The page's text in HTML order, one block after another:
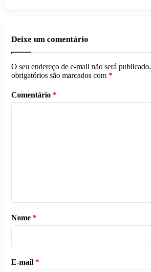
Deixe um comentário
O seu endereço de e-mail não será publicado.
obrigatórios são marcados com *
Comentário *
Nome *
E-mail *